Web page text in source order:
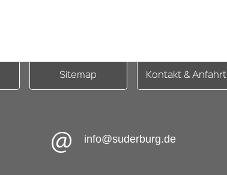
Sitemap Kontakt & Anfahrt
info@suderburg.de